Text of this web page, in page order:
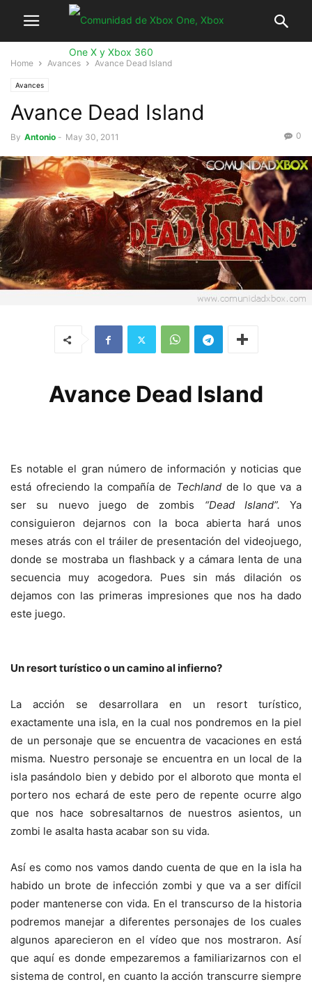
Home Avances Avance Dead Island
Avances
Avance Dead Island
By Antonio - May 30, 2011 0
Avance Dead Island
Es notable el gran número de información y noticias que
está ofreciendo la compañía de Techland de lo que va a
ser su nuevo juego de zombis “Dead Island”. Ya
consiguieron dejarnos con la boca abierta hará unos
meses atrás con el tráiler de presentación del videojuego,
donde se mostraba un flashback y a cámara lenta de una
secuencia muy acogedora. Pues sin más dilación os
dejamos con las primeras impresiones que nos ha dado
este juego.
Un resort turístico o un camino al infierno?
La acción se desarrollara en un resort turístico,
exactamente una isla, en la cual nos pondremos en la piel
de un personaje que se encuentra de vacaciones en está
misma. Nuestro personaje se encuentra en un local de la
isla pasándolo bien y debido por el alboroto que monta el
portero nos echará de este pero de repente ocurre algo
que nos hace sobresaltarnos de nuestros asientos, un
zombi le asalta hasta acabar son su vida.
Así es como nos vamos dando cuenta de que en la isla ha
habido un brote de infección zombi y que va a ser difícil
poder mantenerse con vida. En el transcurso de la historia
podremos manejar a diferentes personajes de los cuales
algunos aparecieron en el vídeo que nos mostraron. Así
que aquí es donde empezaremos a familiarizarnos con el
sistema de control, en cuanto la acción transcurre siempre